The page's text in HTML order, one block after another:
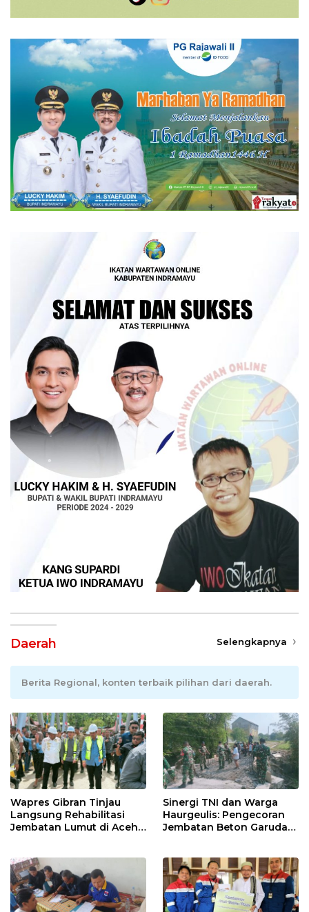
Daerah Selengkapnya
Berita Regional, konten terbaik pilihan dari daerah.
Wapres Gibran Tinjau
Langsung Rehabilitasi
Jembatan Lumut di Aceh
Sinergi TNI dan Warga
Haurgeulis: Pengecoran
Jembatan Beton Garuda